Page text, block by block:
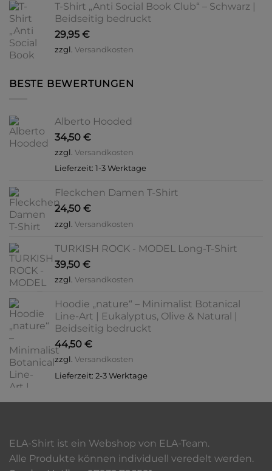
T-Shirt „Anti Social Book Club“ – Schwarz |
Beidseitig bedruckt
29,95 €
zzgl. Versandkosten
BESTE BEWERTUNGEN
Alberto Hooded
34,50 €
zzgl. Versandkosten
Lieferzeit: 1-3 Werktage
Fleckchen Damen T-Shirt
24,50 €
zzgl. Versandkosten
TURKISH ROCK - MODEL Long-T-Shirt
39,50 €
zzgl. Versandkosten
Hoodie „nature“ – Minimalist Botanical
Line-Art | Eukalyptus, Olive & Natural |
Beidseitig bedruckt
44,50 €
zzgl. Versandkosten
Lieferzeit: 2-3 Werktage
ELA-Shirt ist ein Webshop von ELA-Team.
Alle Produkte können individuell veredelt werden.